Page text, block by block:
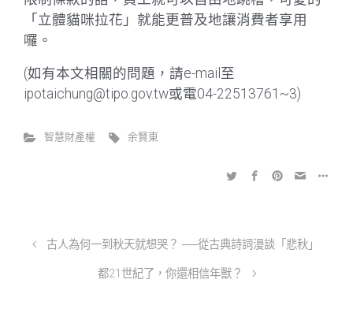
「立體貓咪拉花」就能更普及地讓消費者享用
囉。
(如有本文相關的問題，請e-mail至
ipotaichung@tipo.gov.tw或電04-22513761~3)
智慧財產權 余賢東
古人為何一到秋天就想哭？ ──從古典詩詞漫談「悲秋」
都21世紀了，你還相信年獸？